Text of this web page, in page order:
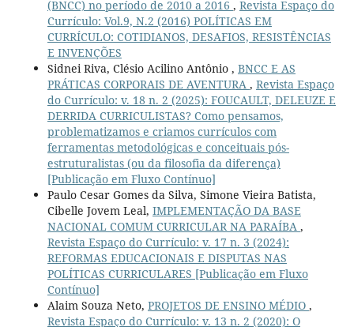
(BNCC) no período de 2010 a 2016 , Revista Espaço do
Currículo: Vol.9, N.2 (2016) POLÍTICAS EM
CURRÍCULO: COTIDIANOS, DESAFIOS, RESISTÊNCIAS
E INVENÇÕES
Sidnei Riva, Clésio Acilino Antônio , BNCC E AS
PRÁTICAS CORPORAIS DE AVENTURA , Revista Espaço
do Currículo: v. 18 n. 2 (2025): FOUCAULT, DELEUZE E
DERRIDA CURRICULISTAS? Como pensamos,
problematizamos e criamos currículos com
ferramentas metodológicas e conceituais pós-
estruturalistas (ou da filosofia da diferença)
[Publicação em Fluxo Contínuo]
Paulo Cesar Gomes da Silva, Simone Vieira Batista,
Cibelle Jovem Leal, IMPLEMENTAÇÃO DA BASE
NACIONAL COMUM CURRICULAR NA PARAÍBA ,
Revista Espaço do Currículo: v. 17 n. 3 (2024):
REFORMAS EDUCACIONAIS E DISPUTAS NAS
POLÍTICAS CURRICULARES [Publicação em Fluxo
Contínuo]
Alaim Souza Neto, PROJETOS DE ENSINO MÉDIO ,
Revista Espaço do Currículo: v. 13 n. 2 (2020): O